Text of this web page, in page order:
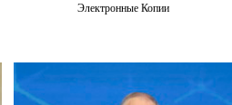
Электронные Копии